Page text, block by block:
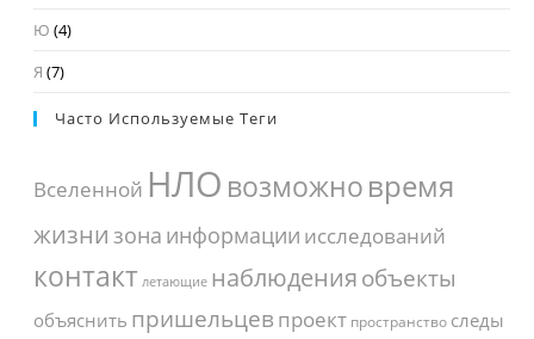
Ю (4)
Я (7)
Часто Используемые Теги
Вселенной НЛО возможновремя
жизни зона информации исследований
контакт летающие наблюденияобъекты
объяснить пришельцев проект пространство следы